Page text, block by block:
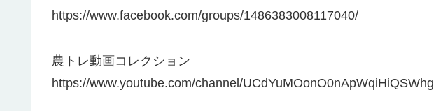
https://www.facebook.com/groups/1486383008117040/
農トレ動画コレクション
https://www.youtube.com/channel/UCdYuMOonO0nApWqiHiQSWhg